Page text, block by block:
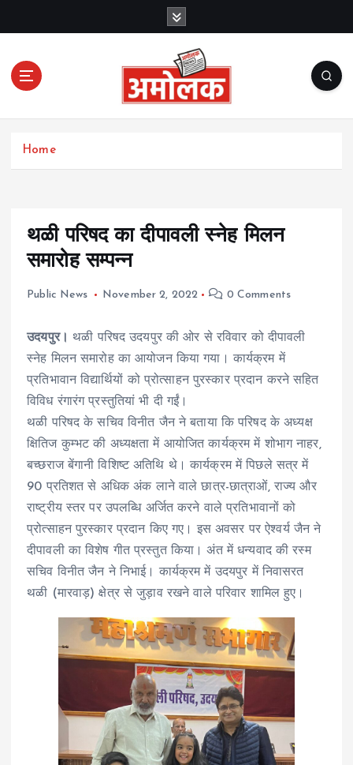
c
Amolak News
Home
थळी परिषद का दीपावली स्नेह मिलन
समारोह सम्पन्न
Public News November 2, 2022 0 Comments
उदयपुर। थळी परिषद उदयपुर की ओर से रविवार को दीपावली
स्नेह मिलन समारोह का आयोजन किया गया। कार्यक्रम में
प्रतिभावान विद्यार्थियों को प्रोत्साहन पुरस्कार प्रदान करने सहित
विविध रंगारंग प्रस्तुतियां भी दी गईं।
थळी परिषद के सचिव विनीत जैन ने बताया कि परिषद के अध्यक्ष
क्षितिज कुम्भट की अध्यक्षता में आयोजित कार्यक्रम में शोभाग नाहर,
बच्छराज बेंगानी विशिष्ट अतिथि थे। कार्यक्रम में पिछले सत्र में
90 प्रतिशत से अधिक अंक लाने वाले छात्र-छात्राओं, राज्य और
राष्ट्रीय स्तर पर उपलब्धि अर्जित करने वाले प्रतिभावानों को
प्रोत्साहन पुरस्कार प्रदान किए गए। इस अवसर पर ऐश्वर्य जैन ने
दीपावली का विशेष गीत प्रस्तुत किया। अंत में धन्यवाद की रस्म
सचिव विनीत जैन ने निभाई। कार्यक्रम में उदयपुर में निवासरत
थळी (मारवाड़) क्षेत्र से जुड़ाव रखने वाले परिवार शामिल हुए।